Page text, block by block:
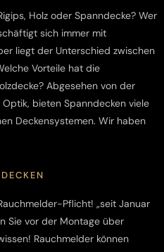
Holz oder Spanndecke? Wer
sich immer mit
liegt der Unterschied zwischen
Vorteile hat die
Abgesehen von der
bieten Spanndecken viele
Deckensystemen. Wir haben
Pflicht! „seit Januar
Sie vor der Montage über
Rauchmelder können